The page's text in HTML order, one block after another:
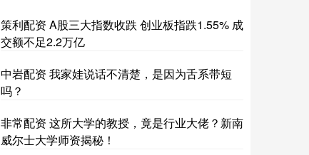
策利配资 A股三大指数收跌 创业板指跌1.55% 成
交额不足2.2万亿
中岩配资 我家娃说话不清楚，是因为舌系带短
吗？
非常配资 这所大学的教授，竟是行业大佬？新南
威尔士大学师资揭秘！